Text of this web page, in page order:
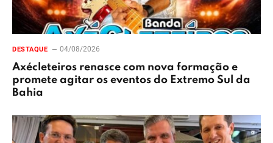
DESTAQUE 04/08/2026
Axécleteiros renasce com nova formação e
promete agitar os eventos do Extremo Sul da
Bahia